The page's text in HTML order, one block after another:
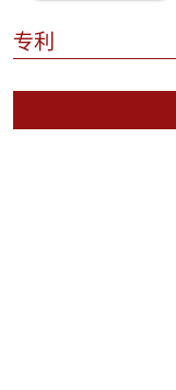
专利